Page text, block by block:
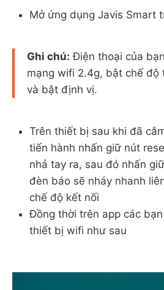
Mở ứng dụng Javis Smart
Ghi chú: Điện thoại của
mạng wifi 2.4g, bật chế độ
và bật định vị.
Trên thiết bị sau khi đã
tiến hành nhấn giữ nút
nhả tay ra, sau đó nhấn
đèn báo sẽ nháy nhanh
chế độ kết nối
Đồng thời trên app các
thiết bị wifi như sau